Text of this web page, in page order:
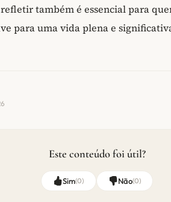
também é essencial para
para uma vida plena e
Este conteúdo foi útil?
Sim(0) Não(0)